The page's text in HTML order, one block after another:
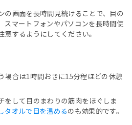
の画面を長時間見続けることで、目の
スマートフォンやパソコンを長時間使
するようにしてください。
場合は1時間おきに15分程ほどの休憩
をして目のまわりの筋肉をほぐしま
タオルで目を温めるのも効果的です。